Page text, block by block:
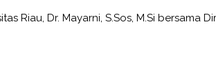
Dr. Mayarni, S.Sos, M.Si bersama